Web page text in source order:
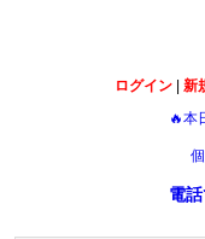
ログイン 新
🔥本
電